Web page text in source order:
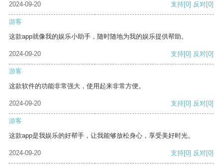
2024-09-20
支持[0] 反对[0]
游客
这款app就像我的娱乐小助手，随时随地为我的娱乐提供帮助。
2024-09-20 支持[0] 反对[0]
游客
这款软件的功能非常强大，使用起来非常方便。
2024-09-20 支持[0] 反对[0]
游客
这款app是我娱乐的好帮手，让我能够放松身心，享受美好时光。
2024-09-20 支持[0] 反对[0]